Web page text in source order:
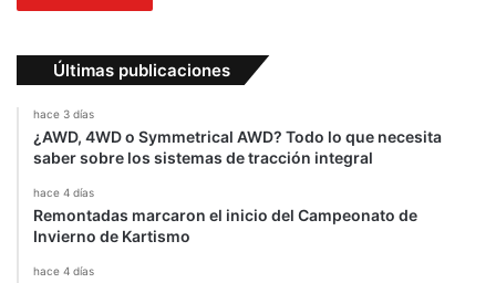
Últimas publicaciones
hace 3 días
¿AWD, 4WD o Symmetrical AWD? Todo lo que necesita
saber sobre los sistemas de tracción integral
hace 4 días
Remontadas marcaron el inicio del Campeonato de
Invierno de Kartismo
hace 4 días